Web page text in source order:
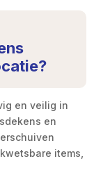
en veilig in
en
items,